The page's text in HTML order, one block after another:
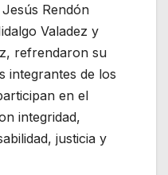
Rendón
Valadez y
refrendaron su
integrantes de los
en el
integridad,
justicia y